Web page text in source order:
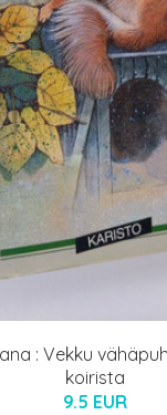
: Vekku
koirista
9.5 EUR